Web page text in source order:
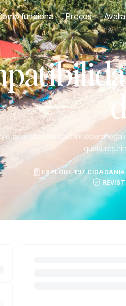
funciona Preços
quais países reconhecem
quais
EXPLORE 197